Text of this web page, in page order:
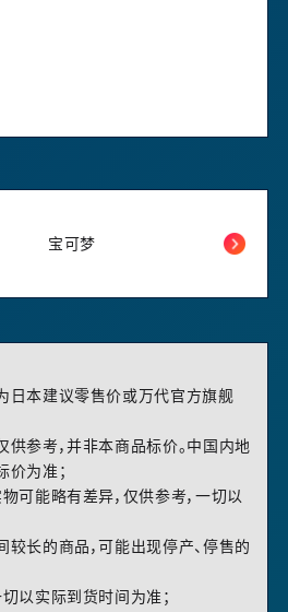
宝可梦
日本建议零售价或万代官方旗舰
参考，并非本商品标价。中国内地
为准；
可能略有差异，仅供参考，一切以
长的商品，可能出现停产、停售的
以实际到货时间为准；